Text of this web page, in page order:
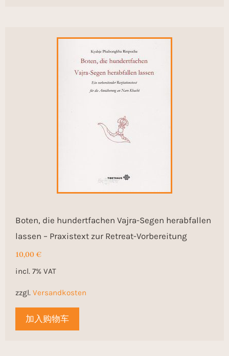
Boten, die hundertfachen Vajra-Segen herabfallen
lassen – Praxistext zur Retreat-Vorbereitung
10,00€
incl. 7% VAT
zzgl. Versandkosten
加入购物车